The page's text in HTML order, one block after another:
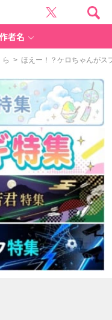
作者名
ら > ほえー！？ケロちゃんがス